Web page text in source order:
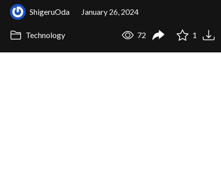
ShigeruOda January 26, 2024
Technology 72 1